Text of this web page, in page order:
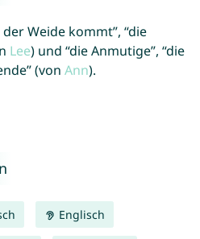
Weide kommt”, “die
Lee) und “die Anmutige”, “die
(von Ann).
Englisch